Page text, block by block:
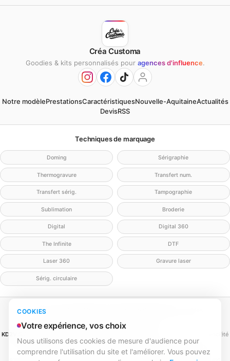
COOKIES
Votre expérience, vos choix
Nous utilisons des cookies de mesure d'audience pour
comprendre l'utilisation du site et l'améliorer. Vous pouvez
Créa Customa
Goodies & kits personnalisés pour agences d'influence.
Notre modèlePrestationsCaractéristiquesNouvelle-AquitaineActualités
DevisRSS
Techniques de marquage
Doming Sérigraphie
Thermogravure Transfert num.
Transfert sérig. Tampographie
Sublimation Broderie
Digital Digital 360
The Infinite DTF
Laser 360 Gravure laser
Sérig. circulaire
Mentions légales
KD2V SIGNA & EVENTA
(MEILLEURECOMMUNICATION.COM - KD2V) — SAS, société
par actions simplifiée
SIREN 979 428 133 · SIRET 979 428 133 00016 · TVA FR84979428133